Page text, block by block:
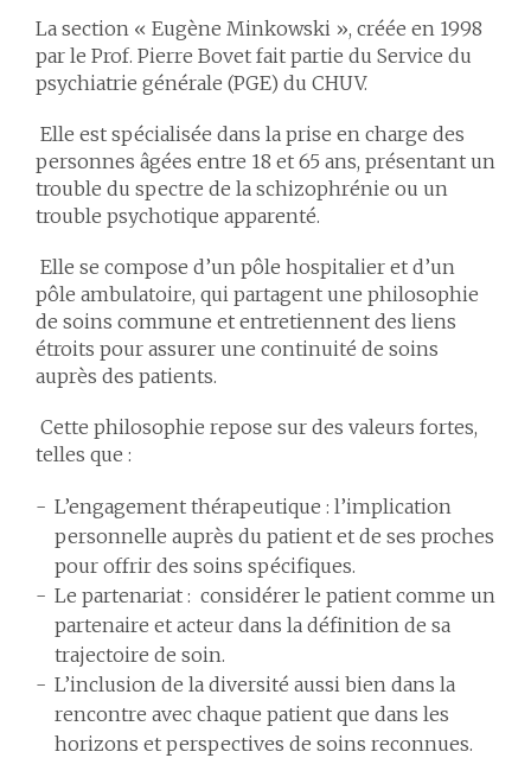
La section « Eugène Minkowski », créée en 1998
par le Prof. Pierre Bovet fait partie du Service du
psychiatrie générale (PGE) du CHUV.
Elle est spécialisée dans la prise en charge des
personnes âgées entre 18 et 65 ans, présentant un
trouble du spectre de la schizophrénie ou un
trouble psychotique apparenté.
Elle se compose d’un pôle hospitalier et d’un
pôle ambulatoire, qui partagent une philosophie
de soins commune et entretiennent des liens
étroits pour assurer une continuité de soins
auprès des patients.
Cette philosophie repose sur des valeurs fortes,
telles que :
L’engagement thérapeutique : l’implication
personnelle auprès du patient et de ses proches
pour offrir des soins spécifiques.
Le partenariat : considérer le patient comme un
partenaire et acteur dans la définition de sa
trajectoire de soin.
L’inclusion de la diversité aussi bien dans la
rencontre avec chaque patient que dans les
horizons et perspectives de soins reconnues.